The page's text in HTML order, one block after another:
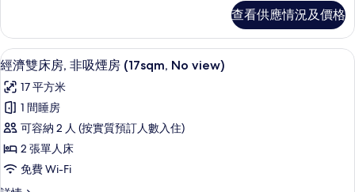
房
(Compact,20sqm)
的
相
片
吸
煙
房
詳
情
查看供應情況及價格
載
入
所
有
經
濟
雙
經濟雙床房, 非吸煙房 (17sqm, No
3
經濟雙床房, 非吸煙房 (17sqm, No view)
17 平方米
1 間睡房
可容納 2 人 (按實質預訂人數入住)
2 張單人床
免費 Wi-Fi